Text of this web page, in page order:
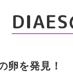
卵を発見！